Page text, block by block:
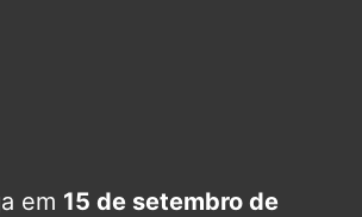
em 15 de setembro de